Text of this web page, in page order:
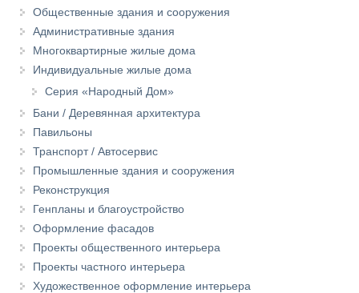
Общественные здания и сооружения
Административные здания
Многоквартирные жилые дома
Индивидуальные жилые дома
Серия «Народный Дом»
Бани / Деревянная архитектура
Павильоны
Транспорт / Автосервис
Промышленные здания и сооружения
Реконструкция
Генпланы и благоустройство
Оформление фасадов
Проекты общественного интерьера
Проекты частного интерьера
Художественное оформление интерьера